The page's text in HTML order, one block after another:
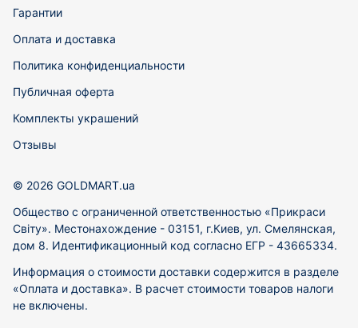
Гарантии
Оплата и доставка
Политика конфиденциальности
Публичная оферта
Комплекты украшений
Отзывы
© 2026 GOLDMART.ua
Общество с ограниченной ответственностью «Прикраси
Світу». Местонахождение - 03151, г.Киев, ул. Смелянская,
дом 8. Идентификационный код согласно ЕГР - 43665334.
Информация о стоимости доставки содержится в разделе
«Оплата и доставка». В расчет стоимости товаров налоги
не включены.